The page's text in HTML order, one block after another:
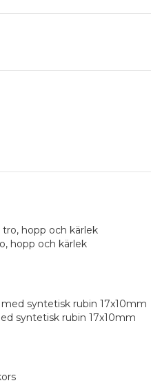
hopp och kärlek
syntetisk rubin 17x10mm